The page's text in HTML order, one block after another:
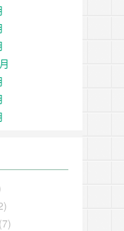
(7)